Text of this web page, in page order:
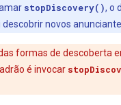
stopDiscovery(), o
novos
formas de descoberta
é invocar